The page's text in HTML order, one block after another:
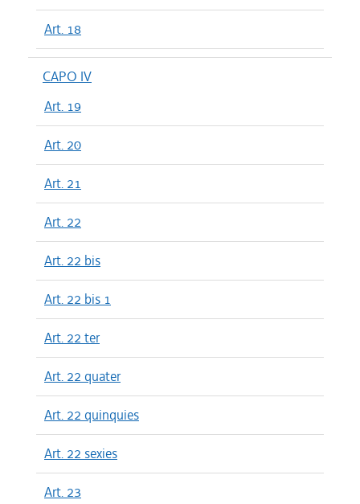
Art. 18
CAPO IV
Art. 19
Art. 20
Art. 21
Art. 22
Art. 22 bis
Art. 22 bis 1
Art. 22 ter
Art. 22 quater
Art. 22 quinquies
Art. 22 sexies
Art. 23